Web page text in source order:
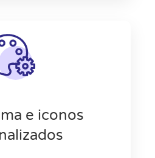
e iconos